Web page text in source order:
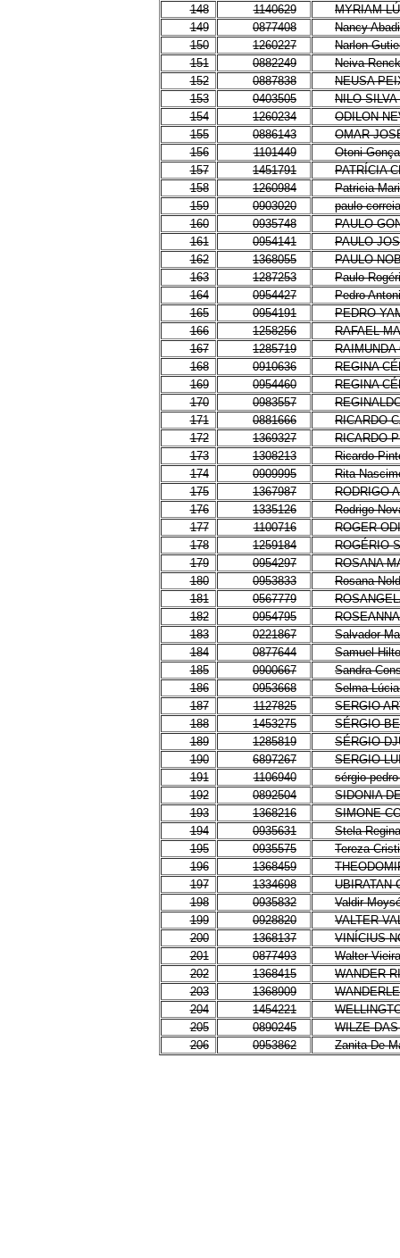
148
1140629
MYRIAM
149
0877408
Nancy
150
1260227
Narlon
151
0882249
Neiva
152
0887838
NEUSA
153
0403505
NILO
154
1260234
ODILON
155
0886143
OMAR
156
1101449
Otoni
157
1451791
PATRÍCIA
158
1260984
Patricia
159
0903020
paulo
160
0935748
PAULO
161
0954141
PAULO
162
1368055
PAULO
163
1287253
Paulo
164
0954427
Pedro
165
0954191
PEDRO
166
1258256
RAFAEL
167
1285719
168
0910636
REGINA
169
0954460
REGINA
170
0983557
171
0881666
RICARDO
172
1369327
RICARDO
173
1308213
Ricardo
174
0909995
Rita
175
1367987
RODRIGO
176
1335126
Rodrigo
177
1100716
ROGER
178
1259184
ROGÉRIO
179
0954297
ROSANA
180
0953833
Rosana
181
0567779
182
0954795
183
0221867
Salvador
184
0877644
Samuel
185
0900667
Sandra
186
0953668
Selma
187
1127825
SERGIO
188
1453275
SÉRGIO
189
1285819
SÉRGIO
190
6897267
SERGIO
191
1106940
sérgio
192
0892504
SIDONIA
193
1368216
SIMONE
194
0935631
Stela
195
0935575
Tereza
196
1368459
197
1334698
UBIRATAN
198
0935832
Valdir
199
0928820
VALTER
200
1368137
VINÍCIUS
201
0877493
Walter
202
1368415
WANDER
203
1368909
204
1454221
205
0890245
WILZE
206
0953862 Zanita De